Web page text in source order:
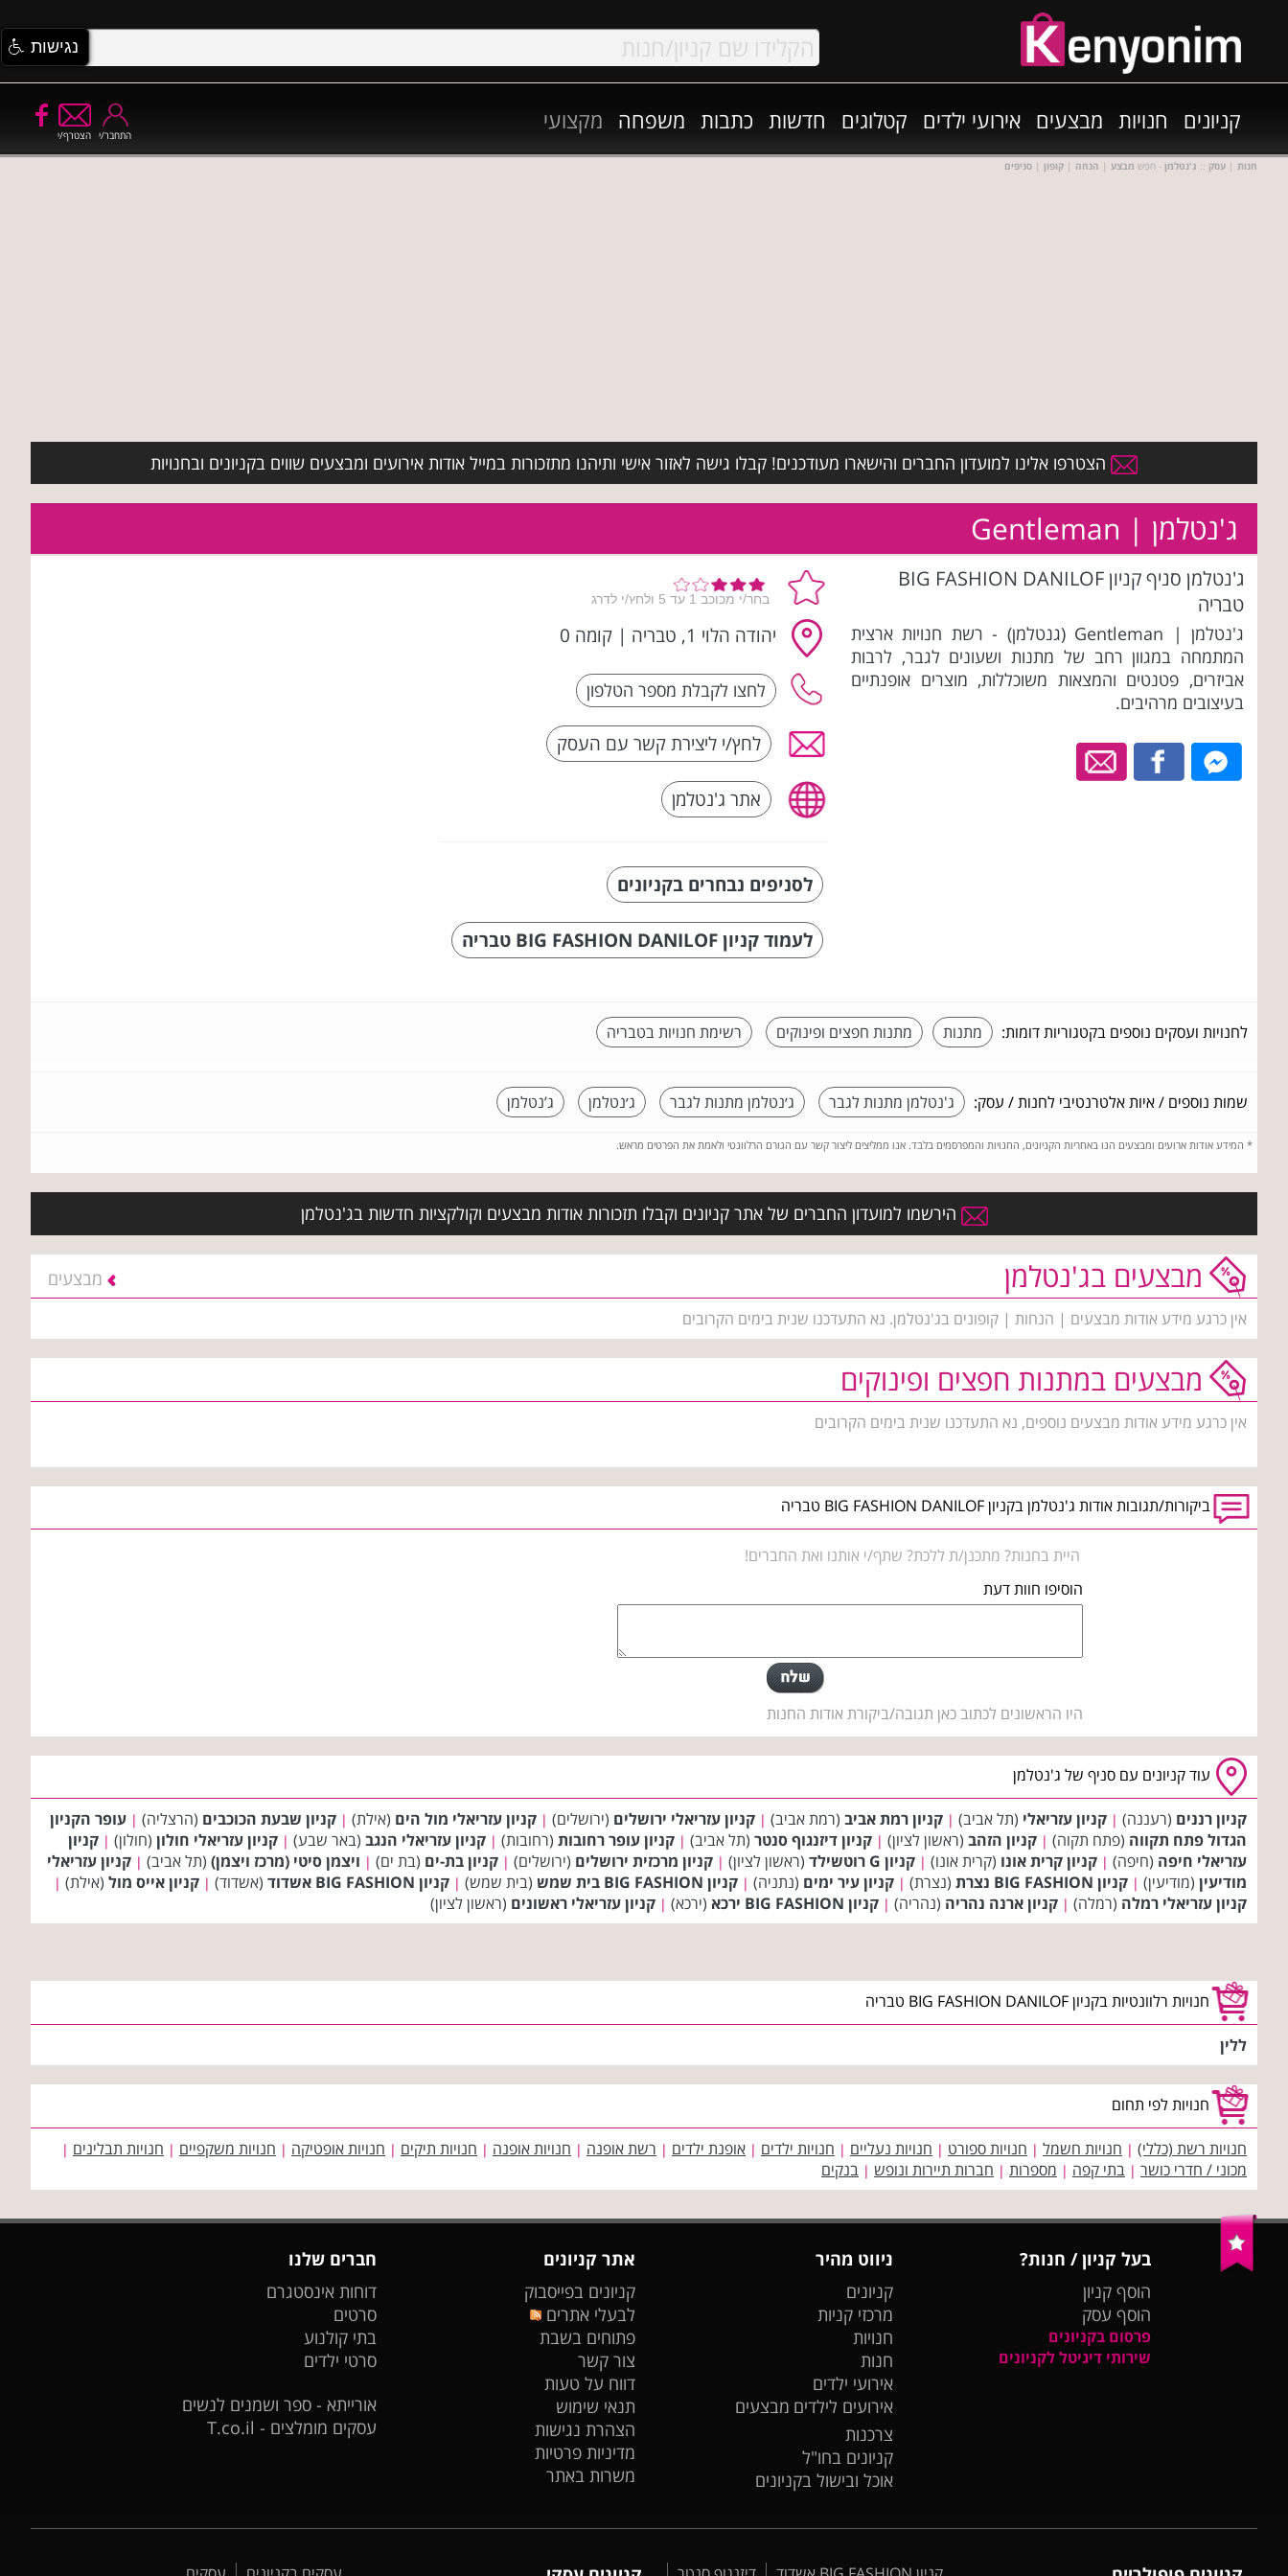
קניונים חנויות מבצעים אירועי ילדים קטלוגים חדשות כתבות משפחה מקצועי
הצטרף/י התחבר/י
חנות | עסק :: ג'נטלמן - חפש מבצע | הנחה | קופון | סניפים
הצטרפו אלינו למועדון החברים והישארו מעודכנים! קבלו גישה לאזור אישי ותיהנו מתזכורות במייל אודות אירועים ומבצעים שווים בקניונים ובחנויות
ג'נטלמן | Gentleman
ג'נטלמן סניף קניון BIG FASHION DANILOF
טבריה
ג'נטלמן | Gentleman (גנטלמן) - רשת חנויות ארצית
המתמחה במגוון רחב של מתנות ושעונים לגבר, לרבות
אביזרים, פטנטים והמצאות משוכללות, מוצרים אופנתיים
בעיצובים מרהיבים.
יהודה הלוי 1, טבריה | קומה 0
לחץ/י ליצירת קשר עם העסק
אתר ג'נטלמן
לסניפים נבחרים בקניונים
לעמוד קניון BIG FASHION DANILOF טבריה
לחנויות ועסקים נוספים בקטגוריות דומות: מתנות מתנות חפצים ופינוקים רשימת חנויות בטבריה
שמות נוספים / איות אלטרנטיבי לחנות / עסק: ג'נטלמן מתנות לגבר ג׳נטלמן מתנות לגבר ג׳נטלמן ג’נטלמן
* המידע אודות ארועים ומבצעים הנו באחריות הקניונים, החנויות והמפרסמים בלבד. אנו ממליצים ליצור קשר עם הגורם הרלוונטי ולאמת את הפרטים מראש.
הירשמו למועדון החברים של אתר קניונים וקבלו תזכורות אודות מבצעים וקולקציות חדשות בג'נטלמן
מבצעים בג'נטלמן מבצעים
אין כרגע מידע אודות מבצעים | הנחות | קופונים בג'נטלמן. נא התעדכנו שנית בימים הקרובים
מבצעים במתנות חפצים ופינוקים
אין כרגע מידע אודות מבצעים נוספים, נא התעדכנו שנית בימים הקרובים
ביקורות/תגובות אודות ג'נטלמן בקניון BIG FASHION DANILOF טבריה
היית בחנות? מתכנן/ת ללכת? שתף/י אותנו ואת החברים!
הוסיפו חוות דעת
היו הראשונים לכתוב כאן תגובה/ביקורת אודות החנות
עוד קניונים עם סניף של ג'נטלמן
קניון רננים (רעננה) | קניון עזריאלי (תל אביב) | קניון רמת אביב (רמת אביב) | קניון עזריאלי ירושלים (ירושלים) | קניון עזריאלי מול הים (אילת) | קניון שבעת הכוכבים (הרצליה) | עופר הקניון
הגדול פתח תקווה (פתח תקוה) | קניון הזהב (ראשון לציון) | קניון דיזנגוף סנטר (תל אביב) | קניון עופר רחובות (רחובות) | קניון עזריאלי הנגב (באר שבע) | קניון עזריאלי חולון (חולון) | קניון
עזריאלי חיפה (חיפה) | קניון קרית אונו (קרית אונו) | קניון G רוטשילד (ראשון לציון) | קניון מרכזית ירושלים (ירושלים) | קניון בת-ים (בת ים) | ויצמן סיטי (מרכז ויצמן) (תל אביב) | קניון עזריאלי
מודיעין (מודיעין) | קניון BIG FASHION נצרת (נצרת) | קניון עיר ימים (נתניה) | קניון BIG FASHION בית שמש (בית שמש) | קניון BIG FASHION אשדוד (אשדוד) | קניון אייס מול (אילת) |
קניון עזריאלי רמלה (רמלה) | קניון ארנה נהריה (נהריה) | קניון BIG FASHION ירכא (ירכא) | קניון עזריאלי ראשונים (ראשון לציון)
חנויות רלוונטיות בקניון BIG FASHION DANILOF טבריה
ללין
חנויות לפי תחום
חנויות רשת (כללי) | חנויות חשמל | חנויות ספורט | חנויות נעליים | חנויות ילדים | אופנת ילדים | רשת אופנה | חנויות אופנה | חנויות תיקים | חנויות אופטיקה | חנויות משקפיים | חנויות תבלינים |
מכוני / חדרי כושר | בתי קפה | מספרות | חברות תיירות ונופש | בנקים
בעל קניון / חנות?
הוסף קניון
הוסף עסק
פרסום בקניונים
שירותי דיגיטל לקניונים
ניווט מהיר
קניונים
מרכזי קניות
חנויות
חנות
אירועי ילדים
אירועים לילדים מבצעים
צרכנות
קניונים בחו"ל
אוכל ובישול בקניונים
אתר קניונים
קניונים בפייסבוק
לבעלי אתרים
פתוחים בשבת
צור קשר
דווח על טעות
תנאי שימוש
הצהרת נגישות
מדיניות פרטיות
משרות באתר
חברים שלנו
דוחות אינסטגרם
סרטים
בתי קולנוע
סרטי ילדים
אורייתא - ספר ושמנים לנשים
עסקים מומלצים - T.co.il
נגישות